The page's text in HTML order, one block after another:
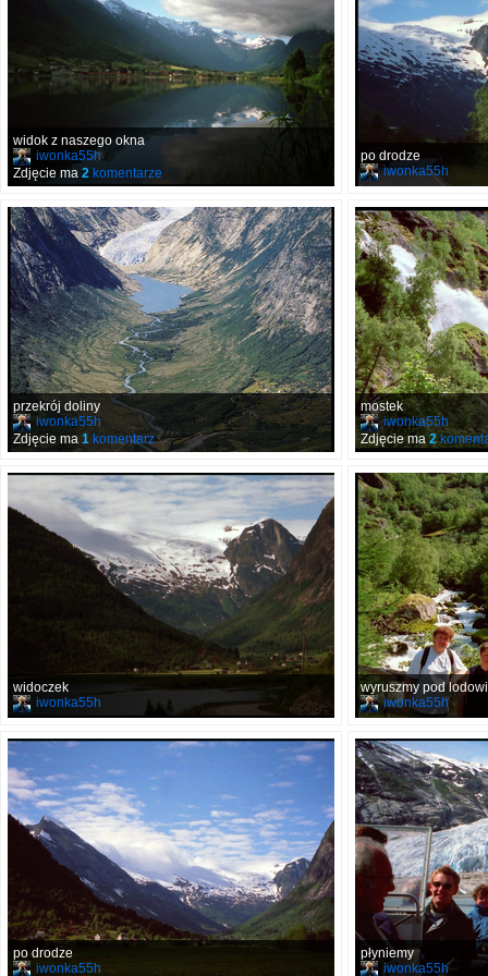
widok z naszego okna
iwonka55h
Zdjęcie ma 2 komentarze
po drodze
iwonka55h
przekrój doliny
iwonka55h
Zdjęcie ma 1 komentarz
mostek
iwonka55h
Zdjęcie ma2
widoczek
iwonka55h
wyruszmy pod
iwonka55h
po drodze
iwonka55h
płyniemy
iwonka55h